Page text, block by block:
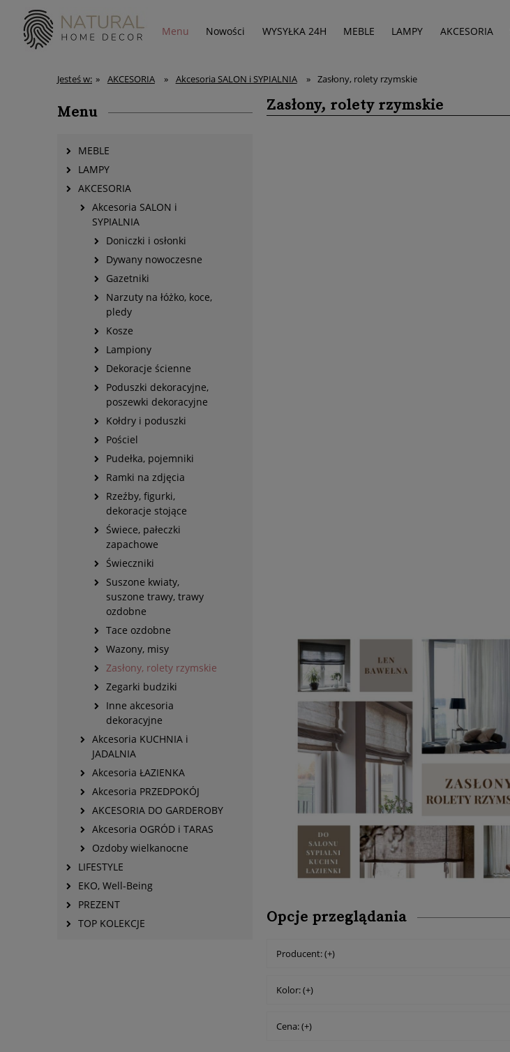
Menu Nowości WYSYŁKA 24H MEBLE LAMPY AKCESORIA
Jesteś w: » AKCESORIA » Akcesoria SALON i SYPIALNIA » Zasłony, rolety rzymskie
Menu
MEBLE
LAMPY
AKCESORIA
Akcesoria SALON i
SYPIALNIA
Doniczki i osłonki
Dywany nowoczesne
Gazetniki
Narzuty na łóżko, koce,
pledy
Kosze
Lampiony
Dekoracje ścienne
Poduszki dekoracyjne,
poszewki dekoracyjne
Kołdry i poduszki
Pościel
Pudełka, pojemniki
Ramki na zdjęcia
Rzeźby, figurki,
dekoracje stojące
Świece, pałeczki
zapachowe
Świeczniki
Suszone kwiaty,
suszone trawy, trawy
ozdobne
Tace ozdobne
Wazony, misy
Zasłony, rolety rzymskie
Zegarki budziki
Inne akcesoria
dekoracyjne
Akcesoria KUCHNIA i
JADALNIA
Akcesoria ŁAZIENKA
Akcesoria PRZEDPOKÓJ
AKCESORIA DO GARDEROBY
Akcesoria OGRÓD i TARAS
Ozdoby wielkanocne
LIFESTYLE
EKO, Well-Being
PREZENT
TOP KOLEKCJE
Zasłony, rolety rzymskie
Opcje przeglądania
Producent: (+)
Kolor: (+)
Cena: (+)